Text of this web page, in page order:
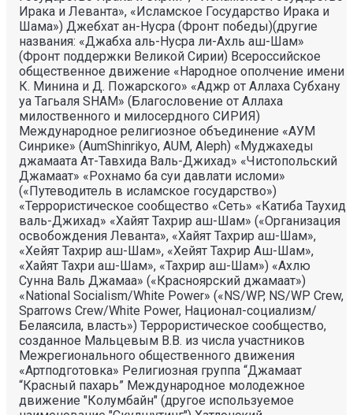
Ирака и Леванта», «Исламское Государство Ирака и
Шама») Джебхат ан-Нусра (Фронт победы)(другие
названия: «Джабха аль-Нусра ли-Ахль аш-Шам»
(Фронт поддержки Великой Сирии) Всероссийское
общественное движение «Народное ополчение имени
К. Минина и Д. Пожарского» «Аджр от Аллаха Субхану
уа Тагьаля SHAM» (Благословение от Аллаха
милоственного и милосердного СИРИЯ)
Международное религиозное объединение «АУМ
Синрике» (AumShinrikyo, AUM, Aleph) «Муджахеды
джамаата Ат-Тавхида Валь-Джихад» «Чистопольский
Джамаат» «Рохнамо ба суи давлати исломи»
(«Путеводитель в исламское государство»)
«Террористическое сообщество «Сеть» «Катиба Таухид
валь-Джихад» «Хайят Тахрир аш-Шам» («Организация
освобождения Леванта», «Хайят Тахрир аш-Шам»,
«Хейят Тахрир аш-Шам», «Хейят Тахрир Аш-Шам»,
«Хайят Тахри аш-Шам», «Тахрир аш-Шам») «Ахлю
Сунна Валь Джамаа» («Красноярский джамаат»)
«National Socialism/White Power» («NS/WP, NS/WP Crew,
Sparrows Crew/White Power, Национал-социализм/
Белаясила, власть») Террористическое сообщество,
созданное Мальцевым В.В. из числа участников
Межрегионального общественного движения
«Артподготовка» Религиозная группа “Джамаат
“Красный пахарь” Международное молодежное
движение "Колумбайн" (другое используемое